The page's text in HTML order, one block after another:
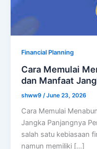
Financial Planning
Cara Memulai
dan Manfaat
shww9 /June 23, 2026
Cara Memulai
Jangka Panjangnya
salah satu kebiasaan
namun memiliki […]